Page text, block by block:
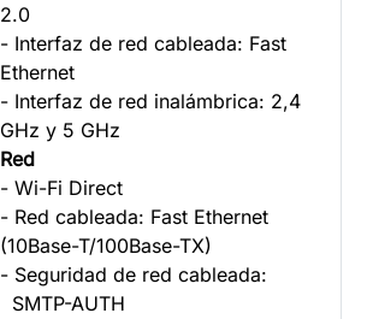
2.0
- Interfaz de red cableada: Fast
Ethernet
- Interfaz de red inalámbrica: 2,4
GHz y 5 GHz
Red
- Wi-Fi Direct
- Red cableada: Fast Ethernet
(10Base-T/100Base-TX)
- Seguridad de red cableada:
SMTP-AUTH